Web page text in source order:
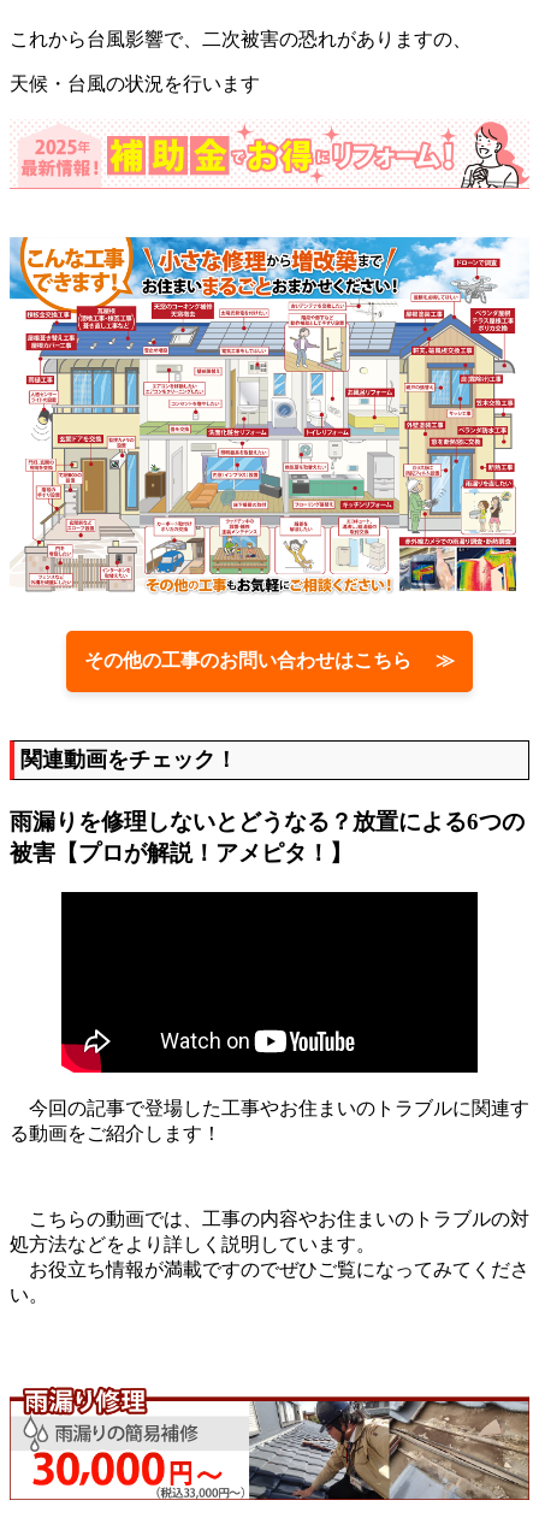
これから台風影響で、二次被害の恐れがありますの、
天候・台風の状況を行います
その他の工事のお問い合わせはこちら ≫
関連動画をチェック！
雨漏りを修理しないとどうなる？放置による6つの
被害【プロが解説！アメピタ！】
今回の記事で登場した工事やお住まいのトラブルに関連す
る動画をご紹介します！
こちらの動画では、工事の内容やお住まいのトラブルの対
処方法などをより詳しく説明しています。
お役立ち情報が満載ですのでぜひご覧になってみてくださ
い。